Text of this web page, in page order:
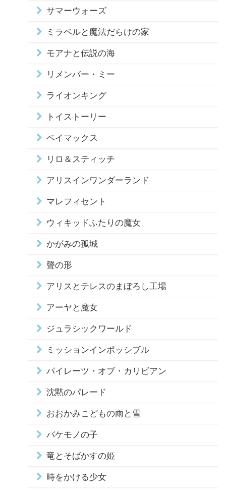
サマーウォーズ
ミラベルと魔法だらけの家
モアナと伝説の海
リメンバー・ミー
ライオンキング
トイストーリー
ベイマックス
リロ＆スティッチ
アリスインワンダーランド
マレフィセント
ウィキッドふたりの魔女
かがみの孤城
聲の形
アリスとテレスのまぼろし工場
アーヤと魔女
ジュラシックワールド
ミッションインポッシブル
パイレーツ・オブ・カリビアン
沈黙のパレード
おおかみこどもの雨と雪
バケモノの子
竜とそばかすの姫
時をかける少女